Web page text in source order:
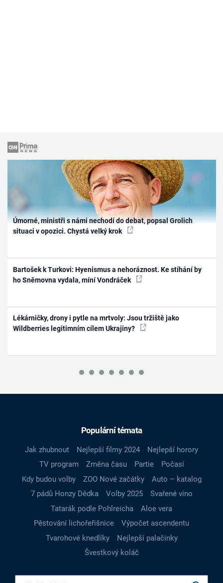
Úmorné, ministři s námi nechodí do debat, popsal Grolich
situaci v opozici. Chystá velký krok
Bartošek k Turkovi: Hyenismus a nehoráznost. Ke stíhání by
ho Sněmovna vydala, míní Vondráček
Lékárničky, drony i pytle na mrtvoly: Jsou tržiště jako
Wildberries legitimním cílem Ukrajiny?
Populární témata
Jak zhubnout Nejlepší filmy 2024
Nejlepší horory
TV program
Změna času Partie
Počasí
Kdy budou volby
ZOO Nové začátky
Auto – katalog
7 pádů Honzy Dědka
Volby 2025
Svařené víno
Tatarák podle Pohlreicha
Aloe vera
Pěstování lichořeřišnice
Výpočet ascendentu
Tvarohové knedlíky
Nejlepší palačinky
Švestkový koláč